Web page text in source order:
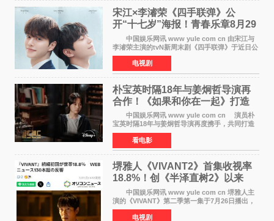
宋江×李濬荣《四手联弹》公
开“十七岁”海报！青春乐章8月29
日奏响
中国娱乐网讯 www yule com cn 由宋江与
李濬荣主演的tvN新周末剧《四手联弹》于近日公
开十七岁版海报，以充满青春气息的画面再度点
燃观众期待。 海报中，宋江与李濬荣并肩站
在音乐教室的
电视剧
朴宝英时隔18年与姜炯哲导演再
合作！《如果和你在一起》打造
奇幻浪漫喜剧
中国娱乐网讯 www yule com cn 演员朴
宝英时隔18年与姜炯哲导演再度携手，共同打造
备受期待的浪漫喜剧新作《如果和你在一起》
（暂定名）。据OSEN报道，朴宝英将出演该片
女主角，自2008年《
看电影
堺雅人《VIVANT2》首集收视率
18.8%！创《半泽直树2》以来
TBS周日剧场最高开局
中国娱乐网讯 www yule com cn 堺雅人主
演的《VIVANT》第二季第一集于7月26日播出，
首集收视率高达18 8%，成为自2020年《半泽直
树2》首集22%以来，TBS周日剧场最高开播收视
电视剧